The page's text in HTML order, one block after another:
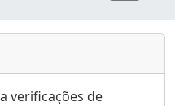
verificações de